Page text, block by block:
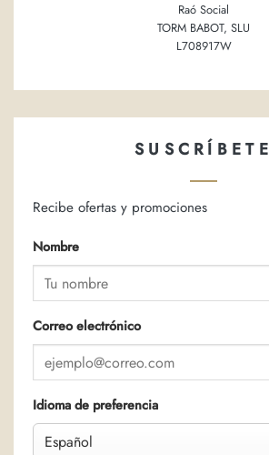
Raó Social
TORM BABOT, SLU
L708917W
SUSCRÍBETE
Recibe ofertas y promociones
Nombre
Correo electrónico
Idioma de preferencia